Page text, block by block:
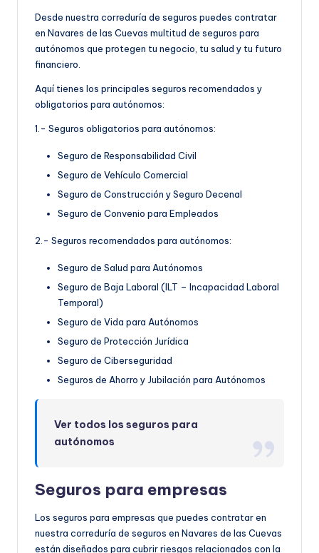
Desde nuestra correduría de seguros puedes contratar
en Navares de las Cuevas multitud de seguros para
autónomos que protegen tu negocio, tu salud y tu futuro
financiero.
Aquí tienes los principales seguros recomendados y
obligatorios para autónomos:
1.- Seguros obligatorios para autónomos:
Seguro de Responsabilidad Civil
Seguro de Vehículo Comercial
Seguro de Construcción y Seguro Decenal
Seguro de Convenio para Empleados
2.- Seguros recomendados para autónomos:
Seguro de Salud para Autónomos
Seguro de Baja Laboral (ILT – Incapacidad Laboral
Temporal)
Seguro de Vida para Autónomos
Seguro de Protección Jurídica
Seguro de Ciberseguridad
Seguros de Ahorro y Jubilación para Autónomos
Ver todos los seguros para
autónomos
Seguros para empresas
Los seguros para empresas que puedes contratar en
nuestra correduría de seguros en Navares de las Cuevas
están diseñados para cubrir riesgos relacionados con la